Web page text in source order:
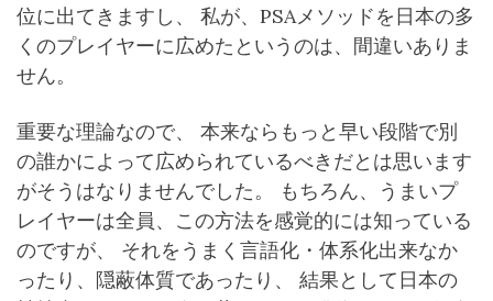
位に出てきますし、 私が、PSAメソッドを日本の多
くのプレイヤーに広めたというのは、間違いありま
せん。
重要な理論なので、 本来ならもっと早い段階で別
の誰かによって広められているべきだとは思います
がそうはなりませんでした。 もちろん、うまいプ
レイヤーは全員、この方法を感覚的には知っている
のですが、 それをうまく言語化・体系化出来なか
ったり、隠蔽体質であったり、 結果として日本の